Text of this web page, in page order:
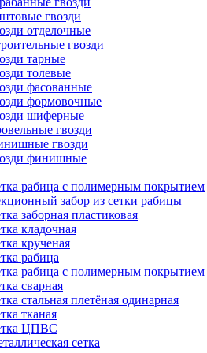
гвозди
отделочные
гвозди
тарные
толевые
фасованные
формовочные
шиферные
гвозди
гвозди
финишные
рабица с полимерным покрытием
забор из сетки рабицы
заборная пластиковая
кладочная
крученая
рабица
рабица с полимерным покрытием
сварная
стальная плетёная одинарная
тканая
ЦПВС
сетка